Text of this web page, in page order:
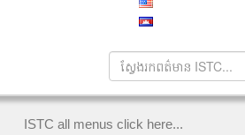
ISTC all menus click here...